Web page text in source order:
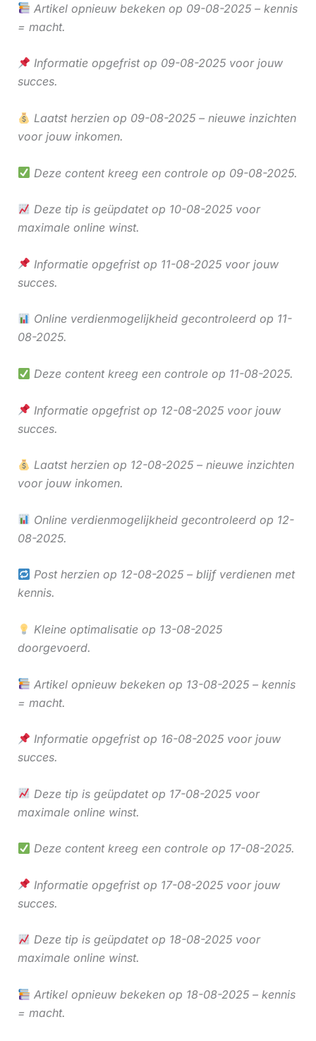
Artikel opnieuw bekeken op 09-08-2025 – kennis
= macht.
Informatie opgefrist op 09-08-2025 voor jouw
succes.
Laatst herzien op 09-08-2025 – nieuwe inzichten
voor jouw inkomen.
Deze content kreeg een controle op 09-08-2025.
Deze tip is geüpdatet op 10-08-2025 voor
maximale online winst.
Informatie opgefrist op 11-08-2025 voor jouw
succes.
Online verdienmogelijkheid gecontroleerd op 11-
08-2025.
Deze content kreeg een controle op 11-08-2025.
Informatie opgefrist op 12-08-2025 voor jouw
succes.
Laatst herzien op 12-08-2025 – nieuwe inzichten
voor jouw inkomen.
Online verdienmogelijkheid gecontroleerd op 12-
08-2025.
Post herzien op 12-08-2025 – blijf verdienen met
kennis.
Kleine optimalisatie op 13-08-2025
doorgevoerd.
Artikel opnieuw bekeken op 13-08-2025 – kennis
= macht.
Informatie opgefrist op 16-08-2025 voor jouw
succes.
Deze tip is geüpdatet op 17-08-2025 voor
maximale online winst.
Deze content kreeg een controle op 17-08-2025.
Informatie opgefrist op 17-08-2025 voor jouw
succes.
Deze tip is geüpdatet op 18-08-2025 voor
maximale online winst.
Artikel opnieuw bekeken op 18-08-2025 – kennis
= macht.